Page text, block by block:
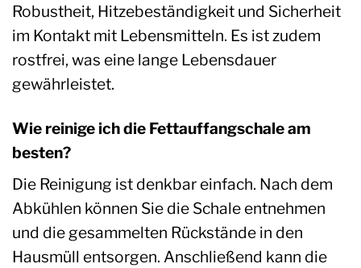
Robustheit, Hitzebeständigkeit und Sicherheit
im Kontakt mit Lebensmitteln. Es ist zudem
rostfrei, was eine lange Lebensdauer
gewährleistet.
Wie reinige ich die Fettauffangschale am
besten?
Die Reinigung ist denkbar einfach. Nach dem
Abkühlen können Sie die Schale entnehmen
und die gesammelten Rückstände in den
Hausmüll entsorgen. Anschließend kann die